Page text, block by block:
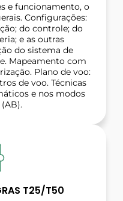
e funcionamento, o
Configurações:
do controle; do
e as outras
do sistema de
Mapeamento com
Plano de voo:
de voo. Técnicas
e nos modos
T25/T50